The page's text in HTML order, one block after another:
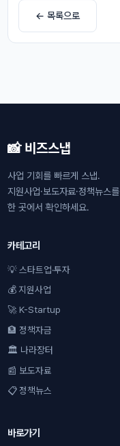
← 목록으로
📸 비즈스냅
사업 기회를 빠르게 스냅.
지원사업·보도자료·정책뉴스를
한 곳에서 확인하세요.
카테고리
💡 스타트업·투자
💰 지원사업
🚀 K-Startup
🏦 정책자금
🏛 나라장터
📰 보도자료
📋 정책뉴스
바로가기